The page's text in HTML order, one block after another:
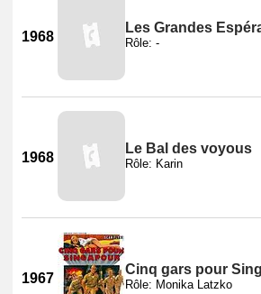
1968
Les Grandes
Rôle: -
1968
Le Bal des voyous
Rôle: Karin
1967
Cinq gars pour
Rôle: Monika Latzko